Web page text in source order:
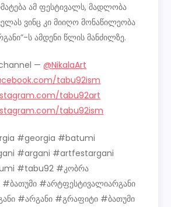
ამ ფესტივალს, მადლობა
ვინც კი მიიღო მონაწილეობა
ს ამდენი წლის მანძილზე.
—@NikalaArt
tabu92ism
tabu92art
tabu92ism
#georgia #batumi
#argani #artfestargani
#tabu92 #კობრა
#არტფესტივალიარგანი
#არგანი #გრაფიტი #ბათუმი